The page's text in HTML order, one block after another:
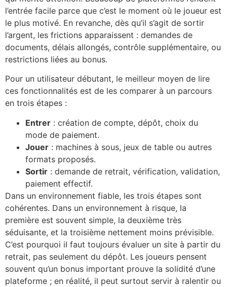
l’entrée facile parce que c’est le moment où le joueur est
le plus motivé. En revanche, dès qu’il s’agit de sortir
l’argent, les frictions apparaissent : demandes de
documents, délais allongés, contrôle supplémentaire, ou
restrictions liées au bonus.
Pour un utilisateur débutant, le meilleur moyen de lire
ces fonctionnalités est de les comparer à un parcours
en trois étapes :
Entrer : création de compte, dépôt, choix du
mode de paiement.
Jouer : machines à sous, jeux de table ou autres
formats proposés.
Sortir : demande de retrait, vérification, validation,
paiement effectif.
Dans un environnement fiable, les trois étapes sont
cohérentes. Dans un environnement à risque, la
première est souvent simple, la deuxième très
séduisante, et la troisième nettement moins prévisible.
C’est pourquoi il faut toujours évaluer un site à partir du
retrait, pas seulement du dépôt. Les joueurs pensent
souvent qu’un bonus important prouve la solidité d’une
plateforme ; en réalité, il peut surtout servir à ralentir ou